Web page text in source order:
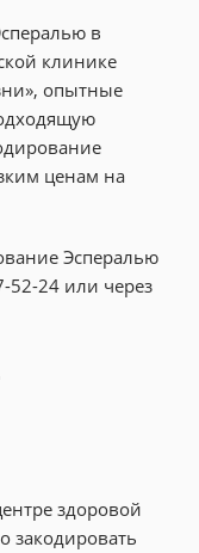
в
клинике
опытные
ценам на
Эспералью
52-24 или через
здоровой
закодировать